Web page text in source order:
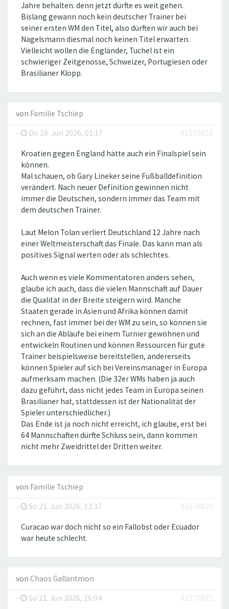
Jahre behalten. denn jetzt dürfte es weit gehen.
Bislang gewann noch kein deutscher Trainer bei
seiner ersten WM den Titel, also dürften wir auch bei
Nagelsmann diesmal noch keinen Titel erwarten.
Vielleicht wollen die Engländer, Tuchel ist ein
schwieriger Zeitgenosse, Schweizer, Portugiesen oder
Brasilianer Klopp.
von Familie Tschiep
-
Do 18. Jun 2026, 01:17 #1570816
Kroatien gegen England hätte auch ein Finalspiel sein
können.
Mal schauen, ob Gary Lineker seine Fußballdefinition
verändert. Nach neuer Definition gewinnen nicht
immer die Deutschen, sondern immer das Team mit
dem deutschen Trainer.
Laut Melon Tolan verliert Deutschland 12 Jahre nach
einer Weltmeisterschaft das Finale. Das kann man als
positives Signal werten oder als schlechtes.
Auch wenn es viele Kommentatoren anders sehen,
glaube ich auch, dass die vielen Mannschaft auf Dauer
die Qualität in der Breite steigern wird. Manche
Staaten gerade in Asien und Afrika können damit
rechnen, fast immer bei der WM zu sein, so können sie
sich an die Abläufe bei einem Turnier gewöhnen und
entwickeln Routinen und können Ressourcen für gute
Trainer beispielsweise bereitstellen, andererseits
können Spieler auf sich bei Vereinsmanager in Europa
aufmerksam machen. (Die 32er WMs haben ja auch
dazu geführt, dass nicht jedes Team in Europa seinen
Brasilianer hat, stattdessen ist der Nationalität der
Spieler unterschiedlicher.)
Das Ende ist ja noch nicht erreicht, ich glaube, erst bei
64 Mannschaften dürfte Schluss sein, dann kommen
nicht mehr Zweidrittel der Dritten weiter.
von Familie Tschiep
-
So 21. Jun 2026, 13:37 #1570820
Curacao war doch nicht so ein Fallobst oder Ecuador
war heute schlecht.
von Chaos Gallantmon
-
So 21. Jun 2026, 16:04 #1570821